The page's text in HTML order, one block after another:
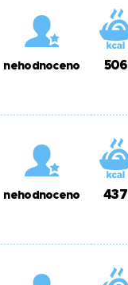
nehodnoceno 506
nehodnoceno 437